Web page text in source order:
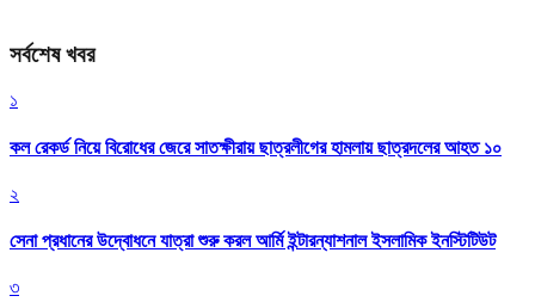
সর্বশেষ খবর
১
কল রেকর্ড নিয়ে বিরোধের জেরে সাতক্ষীরায় ছাত্রলীগের হামলায় ছাত্রদলের আহত ১০
২
সেনা প্রধানের উদ্বোধনে যাত্রা শুরু করল আর্মি ইন্টারন্যাশনাল ইসলামিক ইনস্টিটিউট
৩